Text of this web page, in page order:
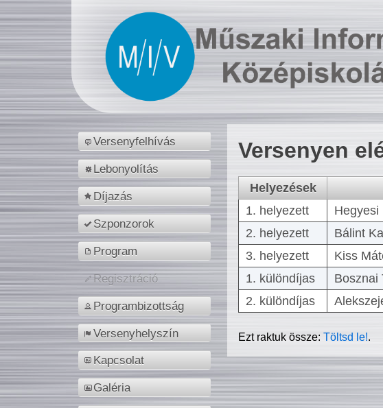
Versenyfelhívás
Lebonyolítás
Díjazás
Szponzorok
Program
Regisztráció
Programbizottság
Versenyhelyszín
Kapcsolat
Galéria
Versenyen
Helyezések
1. helyezett
Hegyesi
2. helyezett
Bálint
3. helyezett
Kiss
1. különdíjas
Bosznai
2. különdíjas
Ezt raktuk össze:Töltsd le!.